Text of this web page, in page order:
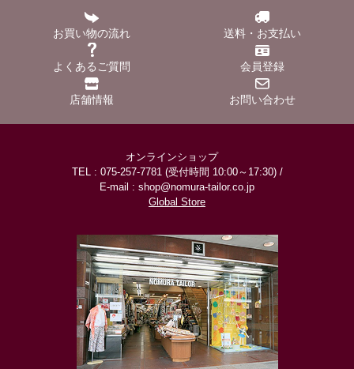
お買い物の流れ 送料・お支払い
よくあるご質問 会員登録
店舗情報 お問い合わせ
オンラインショップ
TEL : 075-257-7781 (受付時間 10:00～17:30) /
E-mail : shop@nomura-tailor.co.jp
Global Store